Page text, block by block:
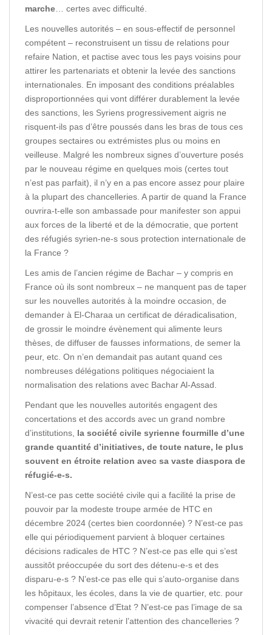
marche … certes avec difficulté.
Les nouvelles autorités – en sous-effectif de personnel
compétent – reconstruisent un tissu de relations pour
refaire Nation, et pactise avec tous les pays voisins pour
attirer les partenariats et obtenir la levée des sanctions
internationales. En imposant des conditions préalables
disproportionnées qui vont différer durablement la levée
des sanctions, les Syriens progressivement aigris ne
risquent-ils pas d’être poussés dans les bras de tous ces
groupes sectaires ou extrémistes plus ou moins en
veilleuse. Malgré les nombreux signes d’ouverture posés
par le nouveau régime en quelques mois (certes tout
n’est pas parfait), il n’y en a pas encore assez pour plaire
à la plupart des chancelleries. A partir de quand la France
ouvrira-t-elle son ambassade pour manifester son appui
aux forces de la liberté et de la démocratie, que portent
des réfugiés syrien-ne-s sous protection internationale de
la France ?
Les amis de l’ancien régime de Bachar – y compris en
France où ils sont nombreux – ne manquent pas de taper
sur les nouvelles autorités à la moindre occasion, de
demander à El-Charaa un certificat de déradicalisation,
de grossir le moindre évènement qui alimente leurs
thèses, de diffuser de fausses informations, de semer la
peur, etc. On n’en demandait pas autant quand ces
nombreuses délégations politiques négociaient la
normalisation des relations avec Bachar Al-Assad.
Pendant que les nouvelles autorités engagent des
concertations et des accords avec un grand nombre
d’institutions, la société civile syrienne fourmille d’une
grande quantité d’initiatives, de toute nature, le plus
souvent en étroite relation avec sa vaste diaspora de
réfugié-e-s.
N’est-ce pas cette société civile qui a facilité la prise de
pouvoir par la modeste troupe armée de HTC en
décembre 2024 (certes bien coordonnée) ? N’est-ce pas
elle qui périodiquement parvient à bloquer certaines
décisions radicales de HTC ? N’est-ce pas elle qui s’est
aussitôt préoccupée du sort des détenu-e-s et des
disparu-e-s ? N’est-ce pas elle qui s’auto-organise dans
les hôpitaux, les écoles, dans la vie de quartier, etc. pour
compenser l’absence d’Etat ? N’est-ce pas l’image de sa
vivacité qui devrait retenir l’attention des chancelleries ?